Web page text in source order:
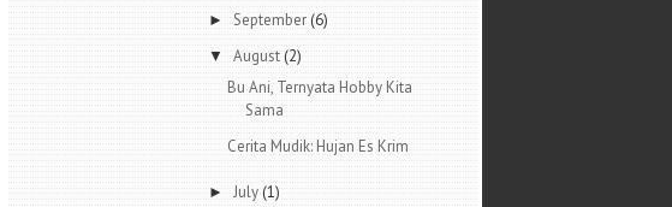
► September (6)
▼ August(2)
Bu Ani, Ternyata Hobby Kita
Sama
Cerita Mudik: Hujan Es Krim
► July(1)